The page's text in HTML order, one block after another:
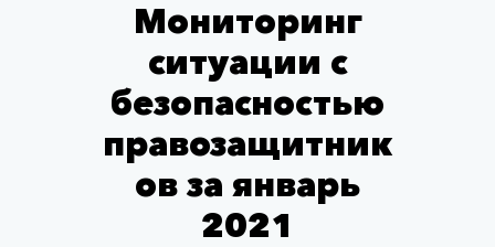
Мониторинг
ситуации с
безопасностью
правозащитник
ов за январь
2021